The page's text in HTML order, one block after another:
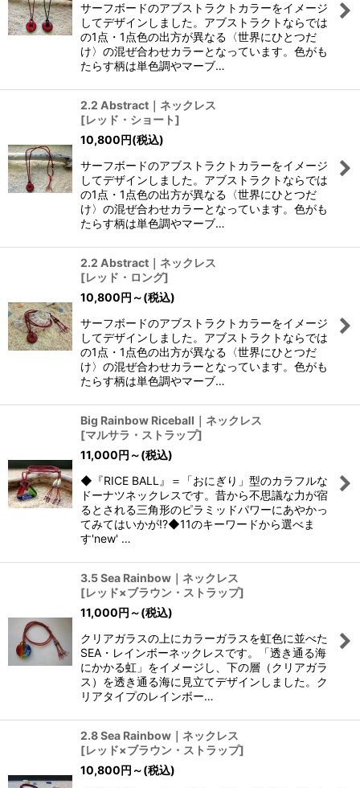
サーフボードのアブストラクトカラーをイメージ
してデザインしました。アブストラクトならでは
の1点・1点色の出方が異なる〈世界にひとつだ
け〉の混ぜ合わせカラーとなっています。色がも
たらす柄は単色調やマーブ…
2.2 Abstract｜ネックレス
[レッド・ショート]
10,800円(税込)
サーフボードのアブストラクトカラーをイメージ
してデザインしました。アブストラクトならでは
の1点・1点色の出方が異なる〈世界にひとつだ
け〉の混ぜ合わせカラーとなっています。色がも
たらす柄は単色調やマーブ…
2.2 Abstract｜ネックレス
[レッド・ロング]
10,800円 ～(税込)
サーフボードのアブストラクトカラーをイメージ
してデザインしました。アブストラクトならでは
の1点・1点色の出方が異なる〈世界にひとつだ
け〉の混ぜ合わせカラーとなっています。色がも
たらす柄は単色調やマーブ…
Big Rainbow Riceball｜ネックレス
[マルサラ・ストラップ]
11,000円 ～(税込)
◆『RICE BALL』＝「おにぎり」型のカラフルな
ドーナツネックレスです。昔から不思議な力が宿
るとされる三角形のピラミッドパワーにあやかっ
てみてはいかが!?◆11のキーワードから選べま
す'new' …
3.5 Sea Rainbow｜ネックレス
[レッド×ブラウン・ストラップ]
11,000円 ～(税込)
クリアガラスの上にカラーガラスを虹色に並べた
SEA・レインボーネックレスです。「透き通る海
にかかる虹」をイメージし、下の層（クリアガラ
ス）を透き通る海に見立てデザインしました。ク
リアタイプのレインボー…
2.8 Sea Rainbow｜ネックレス
[レッド×ブラウン・ストラップ]
10,800円 ～(税込)